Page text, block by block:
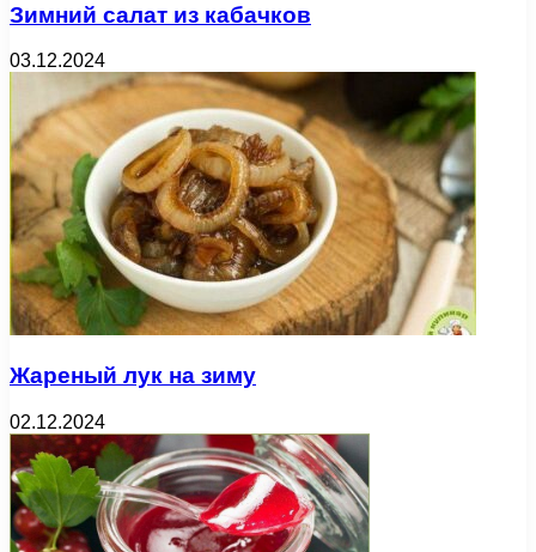
Зимний салат из кабачков
03.12.2024
Жареный лук на зиму
02.12.2024